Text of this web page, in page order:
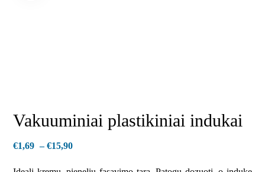
Vakuuminiai plastikiniai indukai
€1,69 – €15,90